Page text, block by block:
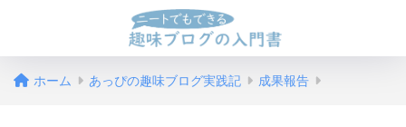
ホーム あっぴの趣味ブログ実践記 成果報告